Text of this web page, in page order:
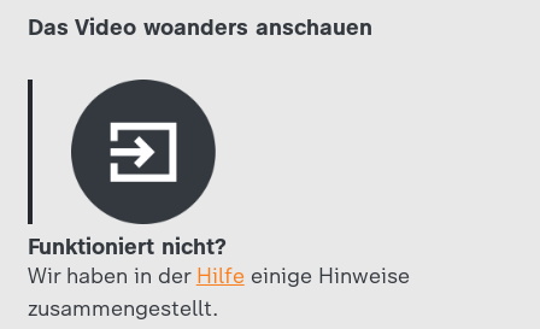
Das Video woanders anschauen
Funktioniert nicht?
Wir haben in der Hilfeeinige Hinweise
zusammengestellt.